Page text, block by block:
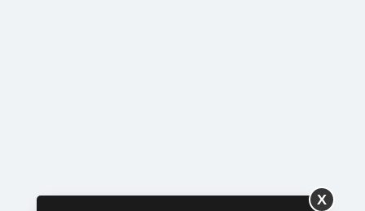
X